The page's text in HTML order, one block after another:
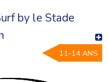
by le Stade
11-14 ANS